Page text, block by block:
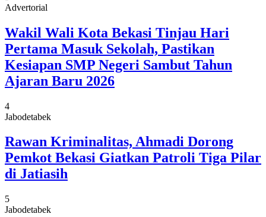
Advertorial
Wakil Wali Kota Bekasi Tinjau Hari
Pertama Masuk Sekolah, Pastikan
Kesiapan SMP Negeri Sambut Tahun
Ajaran Baru 2026
4
Jabodetabek
Rawan Kriminalitas, Ahmadi Dorong
Pemkot Bekasi Giatkan Patroli Tiga Pilar
di Jatiasih
5
Jabodetabek